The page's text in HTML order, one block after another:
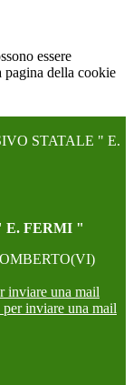
essere
pagina della cookie
STATALE " E.
E. FERMI "
inviare una mail
inviare una mail